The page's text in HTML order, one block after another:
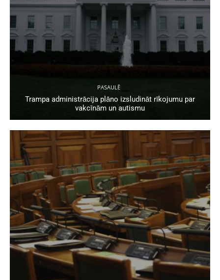
PASAULĒ
Trampa administrācija plāno izsludināt rīkojumu par
vakcīnām un autismu